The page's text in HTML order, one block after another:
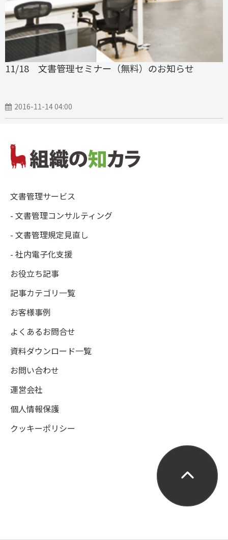
11/18 文書管理セミナー（無料）のお知らせ
2016-11-14 04:00
文書管理サービス
- 文書管理コンサルティング
- 文書管理規定見直し
- 社内電子化支援
お役立ち記事
記事カテゴリ一覧
お客様事例
よくあるお問合せ
資料ダウンロード一覧
お問い合わせ
運営会社
個人情報保護
クッキーポリシー